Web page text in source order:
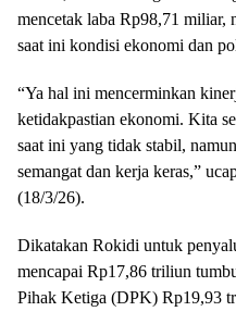
mencetak laba Rp98,71 miliar,
saat ini kondisi ekonomi dan
“Ya hal ini mencerminkan
ketidakpastian ekonomi. Kita
saat ini yang tidak stabil,
semangat dan kerja keras,”
(18/3/26).
Dikatakan Rokidi untuk
mencapai Rp17,86 triliun
Pihak Ketiga (DPK) Rp19,93